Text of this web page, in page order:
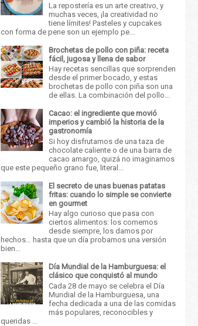
La repostería es un arte creativo, y
muchas veces, ¡la creatividad no
tiene límites! Pasteles y cupcakes
con forma de pene son un ejemplo pe...
Brochetas de pollo con piña: receta
fácil, jugosa y llena de sabor
Hay recetas sencillas que sorprenden
desde el primer bocado, y estas
brochetas de pollo con piña son una
de ellas. La combinación del pollo...
Cacao: el ingrediente que movió
imperios y cambió la historia de la
gastronomía
Si hoy disfrutamos de una taza de
chocolate caliente o de una barra de
cacao amargo, quizá no imaginamos
que este pequeño grano fue, literal...
El secreto de unas buenas patatas
fritas: cuando lo simple se convierte
en gourmet
Hay algo curioso que pasa con
ciertos alimentos: los comemos
desde siempre, los damos por
hechos… hasta que un día probamos una versión
bien...
Día Mundial de la Hamburguesa: el
clásico que conquistó al mundo
Cada 28 de mayo se celebra el Día
Mundial de la Hamburguesa, una
fecha dedicada a una de las comidas
más populares, reconocibles y
queridas ...